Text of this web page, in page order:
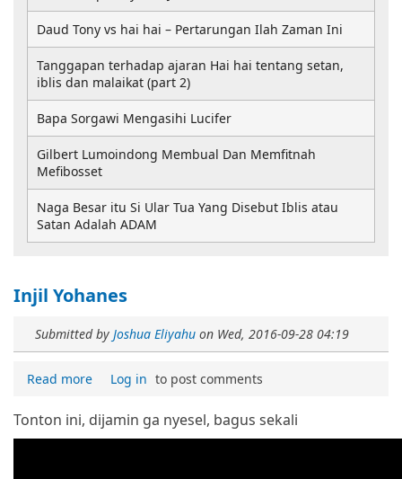
Injil Yohanes
Submitted by Joshua Eliyahu on Wed, 2016-09-28 04:19
Read more Log in to post comments
Tonton ini, dijamin ga nyesel, bagus sekali
Daud Tony vs hai hai – Pertarungan Ilah Zaman Ini
Tanggapan terhadap ajaran Hai hai tentang setan,
iblis dan malaikat (part 2)
Bapa Sorgawi Mengasihi Lucifer
Gilbert Lumoindong Membual Dan Memfitnah
Mefibosset
Naga Besar itu Si Ular Tua Yang Disebut Iblis atau
Satan Adalah ADAM